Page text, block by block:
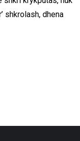
shkrolash, dhena